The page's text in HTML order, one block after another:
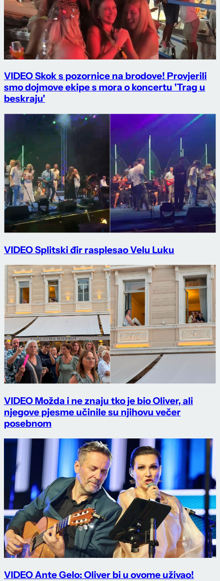
VIDEO Skok s pozornice na brodove! Provjerili
smo dojmove ekipe s mora o koncertu 'Trag u
beskraju'
VIDEO Splitski đir rasplesao Velu Luku
VIDEO Možda i ne znaju tko je bio Oliver, ali
njegove pjesme učinile su njihovu večer
posebnom
VIDEO Ante Gelo: Oliver bi u ovome uživao!